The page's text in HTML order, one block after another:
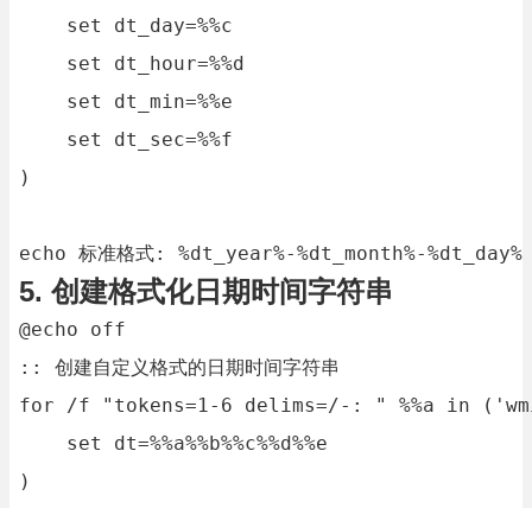
    set dt_day=%%c
    set dt_hour=%%d
    set dt_min=%%e
    set dt_sec=%%f
)
echo 标准格式: %dt_year%-%dt_month%-
5. 创建格式化日期时间字符串
@echo off
:: 创建自定义格式的日期时间字符串
for /f "tokens=1-6 delims=/-: " %%a in
    set dt=%%a%%b%%c%%d%%e
)